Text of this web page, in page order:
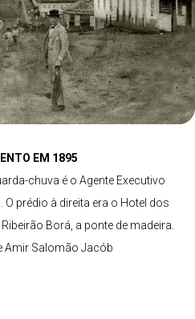
EM 1895
chuva é o Agente Executivo
O prédio à direita era o Hotel dos
Borá, a ponte de madeira.
Amir Salomão Jacób